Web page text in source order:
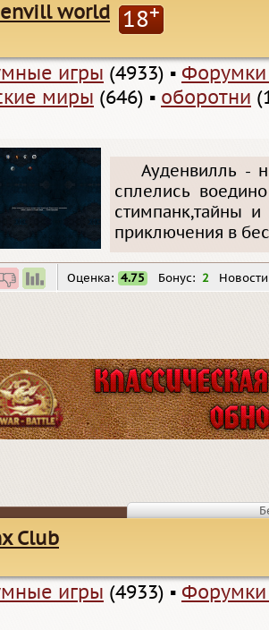
world 18+
игры (4933) ▪
миры (646) ▪ оборотни
Ауденвилль -
сплелись
стимпанк,тайны
приключения в
Оценка: 4.75 Бонус: 2
Club
игры (4933) ▪